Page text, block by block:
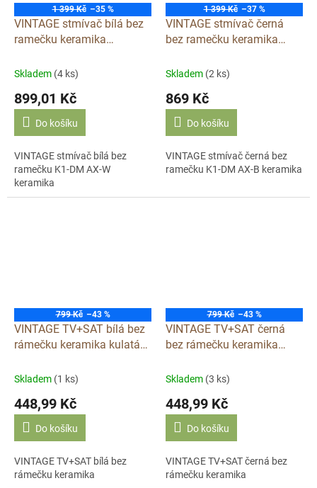
1 399 Kč –35 %
VINTAGE stmívač bílá bez
ramečku keramika
Skladem (4 ks)
899,01 Kč
Do košíku
VINTAGE stmívač bílá bez
ramečku K1-DM AX-W
keramika
1 399 Kč –37 %
VINTAGE stmívač černá
bez ramečku keramika
Skladem (2 ks)
869 Kč
Do košíku
VINTAGE stmívač černá bez
ramečku K1-DM AX-B keramika
799 Kč –43 %
VINTAGE TV+SAT bílá bez
rámečku keramika kulatá
Skladem (1 ks)
448,99 Kč
Do košíku
VINTAGE TV+SAT bílá bez
rámečku keramika
799 Kč –43 %
VINTAGE TV+SAT černá
bez rámečku keramika
Skladem (3 ks)
448,99 Kč
Do košíku
VINTAGE TV+SAT černá bez
rámečku keramika